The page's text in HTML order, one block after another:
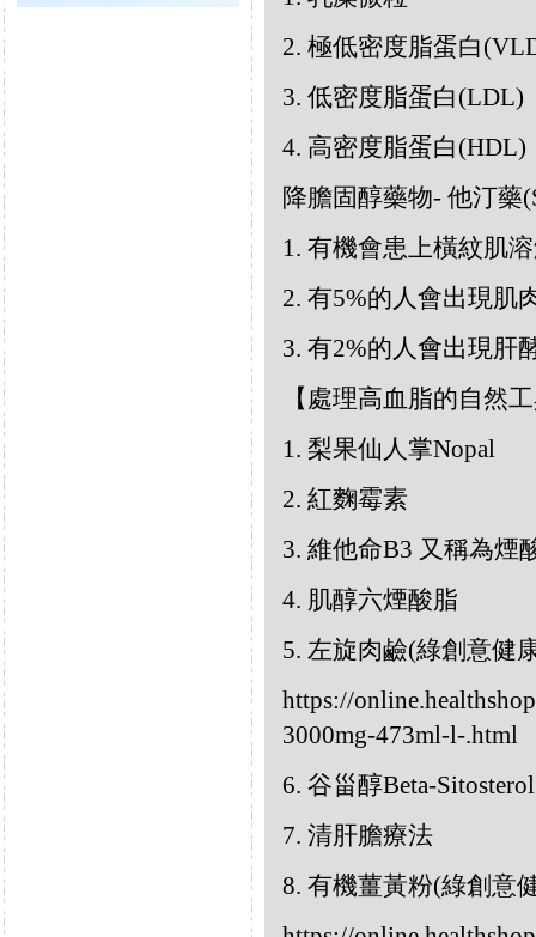
2. 極低密度脂蛋白
3. 低密度脂蛋白(LDL)
4. 高密度脂蛋白(HDL)
降膽固醇藥物- 他汀藥
1. 有機會患上橫紋肌
2. 有5%的人會出現肌
3. 有2%的人會出現肝
【處理高血脂的自然
1. 梨果仙人掌Nopal
2. 紅麴霉素
3. 維他命B3 又稱為煙
4. 肌醇六煙酸脂
5. 左旋肉鹼(綠創意健
https://
3000mg-473ml-l-.html
6. 谷甾醇Beta-Sitosterol
7. 清肝膽療法
8. 有機薑黃粉(綠創意